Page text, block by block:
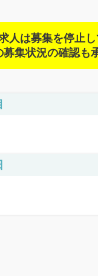
人は募集を停止し
集状況の確認も